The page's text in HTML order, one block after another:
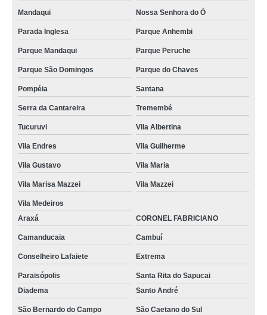
Mandaqui Nossa Senhora do Ó
Parada Inglesa Parque Anhembi
Parque Mandaqui Parque Peruche
Parque São Domingos Parque do Chaves
Pompéia Santana
Serra da Cantareira Tremembé
Tucuruvi Vila Albertina
Vila Endres Vila Guilherme
Vila Gustavo Vila Maria
Vila Marisa Mazzei Vila Mazzei
Vila Medeiros
Araxá
CORONEL FABRICIANO
Camanducaia Cambuí
Conselheiro Lafaiete Extrema
Paraisópolis
Santa Rita do Sapucai
Diadema
Santo André
São Bernardo do Campo São Caetano do Sul